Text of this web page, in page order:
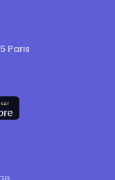
Paris